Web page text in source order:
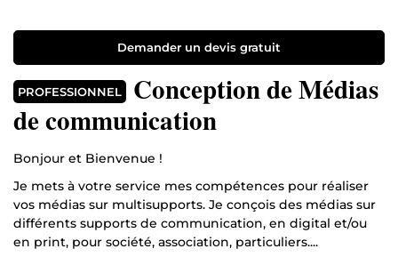
Demander un devis gratuit
PROFESSIONNEL
Conception de Médias
de communication
Bonjour et Bienvenue !
Je mets à votre service mes compétences pour réaliser
vos médias sur multisupports. Je conçois des médias sur
différents supports de communication, en digital et/ou
en print, pour société, association, particuliers....